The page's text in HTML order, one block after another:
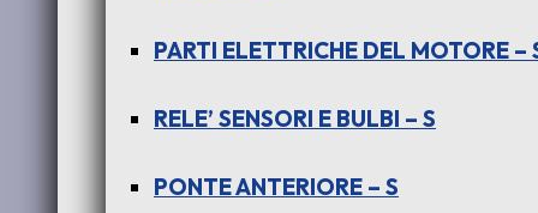
PARTI ELETTRICHE DEL MOTORE –
RELE’ SENSORI E BULBI – S
PONTE ANTERIORE – S